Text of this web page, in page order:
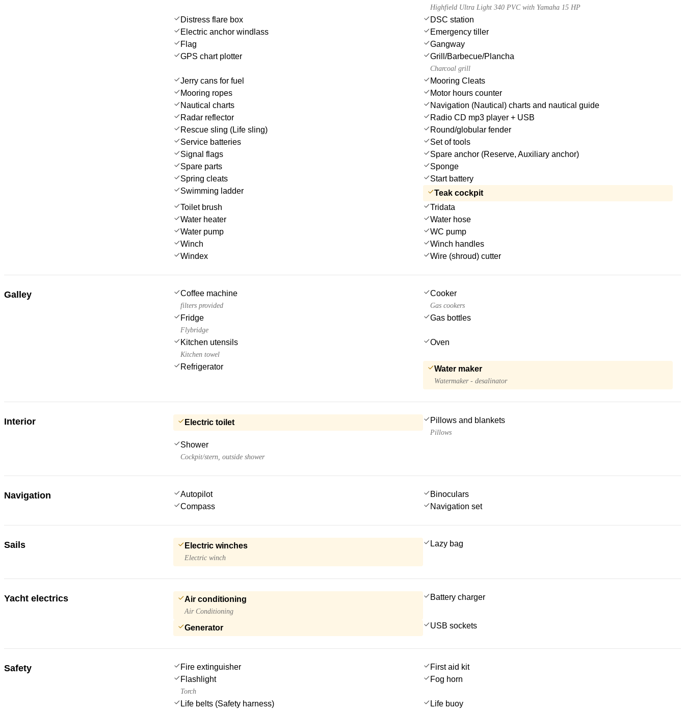
Highfield Ultra Light 340 PVC with Yamaha 15 HP
Distress flare box
DSC station
Electric anchor windlass
Emergency tiller
Flag
Gangway
GPS chart plotter
Grill/Barbecue/Plancha
Charcoal grill
Jerry cans for fuel
Mooring Cleats
Mooring ropes
Motor hours counter
Nautical charts
Navigation (Nautical) charts and nautical guide
Radar reflector
Radio CD mp3 player + USB
Rescue sling (Life sling)
Round/globular fender
Service batteries
Set of tools
Signal flags
Spare anchor (Reserve, Auxiliary anchor)
Spare parts
Sponge
Spring cleats
Start battery
Swimming ladder
Teak cockpit
Toilet brush
Tridata
Water heater
Water hose
Water pump
WC pump
Winch
Winch handles
Windex
Wire (shroud) cutter
Galley Coffee machine
filters provided
Cooker
Gas cookers
Fridge
Flybridge
Gas bottles
Kitchen utensils
Kitchen towel
Oven
Refrigerator Water maker
Watermaker - desalinator
Interior Electric toilet Pillows and blankets
Pillows
Shower
Cockpit/stern, outside shower
Navigation Autopilot
Binoculars
Compass
Navigation set
Sails Electric winches
Electric winch
Lazy bag
Yacht electrics Air conditioning
Air Conditioning
Battery charger
Generator USB sockets
Safety Fire extinguisher
First aid kit
Flashlight
Torch
Fog horn
Life belts (Safety harness) Life buoy